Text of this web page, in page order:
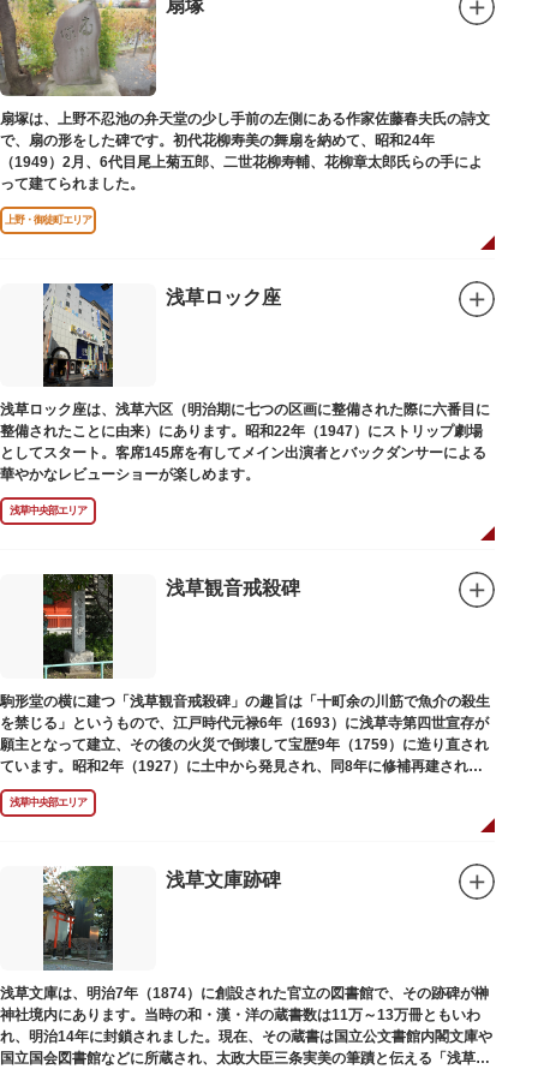
扇塚
扇塚は、上野不忍池の弁天堂の少し手前の左側にある作家佐藤春夫氏の詩文
で、扇の形をした碑です。初代花柳寿美の舞扇を納めて、昭和24年
（1949）2月、6代目尾上菊五郎、二世花柳寿輔、花柳章太郎氏らの手によ
って建てられました。
上野・御徒町エリア
浅草ロック座
浅草ロック座は、浅草六区（明治期に七つの区画に整備された際に六番目に
整備されたことに由来）にあります。昭和22年（1947）にストリップ劇場
としてスタート。客席145席を有してメイン出演者とバックダンサーによる
華やかなレビューショーが楽しめます。
浅草中央部エリア
浅草観音戒殺碑
駒形堂の横に建つ「浅草観音戒殺碑」の趣旨は「十町余の川筋で魚介の殺生
を禁じる」というもので、江戸時代元禄6年（1693）に浅草寺第四世宣存が
願主となって建立、その後の火災で倒壊して宝歴9年（1759）に造り直され
ています。昭和2年（1927）に土中から発見され、同8年に修補再建された
碑がどちらのものであるかは不明です。
浅草中央部エリア
浅草文庫跡碑
浅草文庫は、明治7年（1874）に創設された官立の図書館で、その跡碑が榊
神社境内にあります。当時の和・漢・洋の蔵書数は11万～13万冊ともいわ
れ、明治14年に封鎖されました。現在、その蔵書は国立公文書館内閣文庫や
国立国会図書館などに所蔵され、太政大臣三条実美の筆蹟と伝える「浅草文